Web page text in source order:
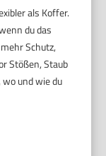
als Koffer.
du das
Schutz,
Stößen, Staub
und wie du